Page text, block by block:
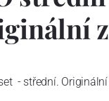
- střední.